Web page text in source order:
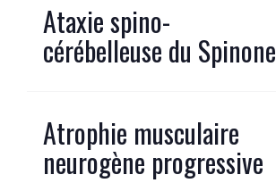
Ataxie spino-
cérébelleuse du Spinone
Atrophie musculaire
neurogène progressive